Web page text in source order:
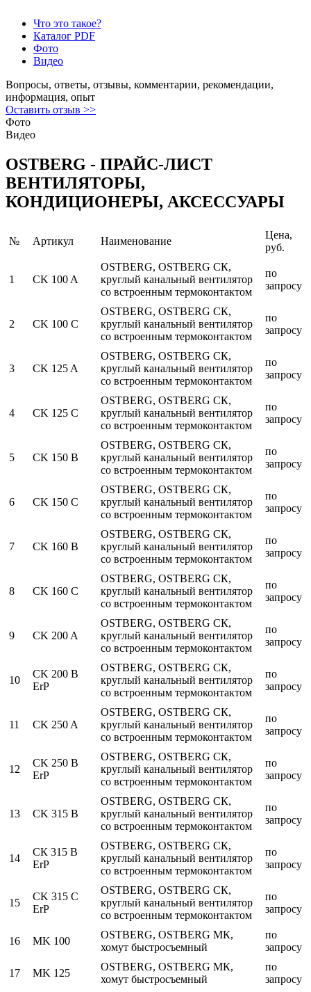
Что это такое?
Каталог PDF
Фото
Видео
Вопросы, ответы, отзывы, комментарии, рекомендации,
информация, опыт
Оставить отзыв >>
Фото
Видео
OSTBERG - ПРАЙС-ЛИСТ
ВЕНТИЛЯТОРЫ,
КОНДИЦИОНЕРЫ, АКСЕССУАРЫ
№ Артикул Наименование
Цена,
руб.
1 CK 100 A
OSTBERG, OSTBERG СК,
круглый канальный вентилятор
со встроенным термоконтактом
по
запросу
2 CK 100 C
OSTBERG, OSTBERG СК,
круглый канальный вентилятор
со встроенным термоконтактом
по
запросу
3 CK 125 A
OSTBERG, OSTBERG СК,
круглый канальный вентилятор
со встроенным термоконтактом
по
запросу
4 CK 125 C
OSTBERG, OSTBERG СК,
круглый канальный вентилятор
со встроенным термоконтактом
по
запросу
5 CK 150 B
OSTBERG, OSTBERG СК,
круглый канальный вентилятор
со встроенным термоконтактом
по
запросу
6 CK 150 C
OSTBERG, OSTBERG СК,
круглый канальный вентилятор
со встроенным термоконтактом
по
запросу
7 CK 160 B
OSTBERG, OSTBERG СК,
круглый канальный вентилятор
со встроенным термоконтактом
по
запросу
8 CK 160 C
OSTBERG, OSTBERG СК,
круглый канальный вентилятор
со встроенным термоконтактом
по
запросу
9 CK 200 A
OSTBERG, OSTBERG СК,
круглый канальный вентилятор
со встроенным термоконтактом
по
запросу
10
CK 200 B
ErP
OSTBERG, OSTBERG СК,
круглый канальный вентилятор
со встроенным термоконтактом
по
запросу
11 CK 250 A
OSTBERG, OSTBERG СК,
круглый канальный вентилятор
со встроенным термоконтактом
по
запросу
12
CK 250 B
ErP
OSTBERG, OSTBERG СК,
круглый канальный вентилятор
со встроенным термоконтактом
по
запросу
13 CK 315 В
OSTBERG, OSTBERG СК,
круглый канальный вентилятор
со встроенным термоконтактом
по
запросу
14
СК 315 В
ErP
OSTBERG, OSTBERG СК,
круглый канальный вентилятор
со встроенным термоконтактом
по
запросу
15
CK 315 C
ErP
OSTBERG, OSTBERG СК,
круглый канальный вентилятор
со встроенным термоконтактом
по
запросу
16 MK 100
OSTBERG, OSTBERG МК,
хомут быстросъемный
по
запросу
17 MK 125
OSTBERG, OSTBERG МК,
хомут быстросъемный
по
запросу